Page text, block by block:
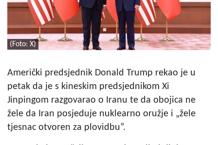
(Foto: X)
Američki predsjednik Donald Trump rekao je u
petak da je s kineskim predsjednikom Xi
Jinpingom razgovarao o Iranu te da obojica ne
žele da Iran posjeduje nuklearno oružje i „žele
tjesnac otvoren za plovidbu”.